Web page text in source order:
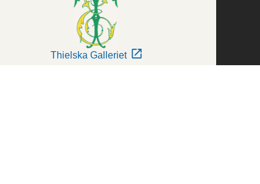
Thielska Galleriet